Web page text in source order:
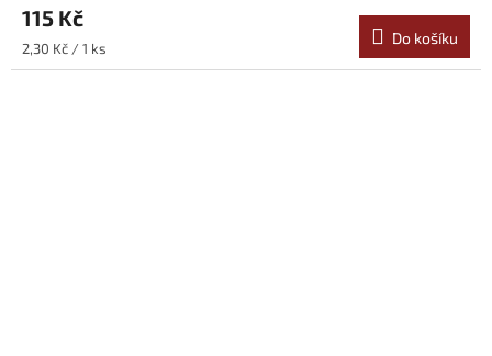
115 Kč
Měrná
cena:
2,30 Kč / 1 ks
Do košíku